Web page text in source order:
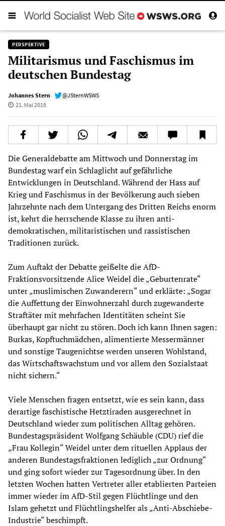
PERSPEKTIVE
Militarismus und Faschismus im
deutschen Bundestag
Johannes Stern
@JSternWSWS
21. Mai 2018
Die Generaldebatte am Mittwoch und Donnerstag im
Bundestag warf ein Schlaglicht auf gefährliche
Entwicklungen in Deutschland. Während der Hass auf
Krieg und Faschismus in der Bevölkerung auch sieben
Jahrzehnte nach dem Untergang des Dritten Reichs enorm
ist, kehrt die herrschende Klasse zu ihren anti-
demokratischen, militaristischen und rassistischen
Traditionen zurück.
Zum Auftakt der Debatte geißelte die AfD-
Fraktionsvorsitzende Alice Weidel die „Geburtenrate“
unter „muslimischen Zuwanderern“ und erklärte: „Sogar
die Auffettung der Einwohnerzahl durch zugewanderte
Straftäter mit mehrfachen Identitäten scheint Sie
überhaupt gar nicht zu stören. Doch ich kann Ihnen sagen:
Burkas, Kopftuchmädchen, alimentierte Messermänner
und sonstige Taugenichtse werden unseren Wohlstand,
das Wirtschaftswachstum und vor allem den Sozialstaat
nicht sichern.“
Viele Menschen fragen entsetzt, wie es sein kann, dass
derartige faschistische Hetztiraden ausgerechnet in
Deutschland wieder zum politischen Alltag gehören.
Bundestagspräsident Wolfgang Schäuble (CDU) rief die
„Frau Kollegin“ Weidel unter dem rituellen Applaus der
anderen Bundestagsfraktionen lediglich „zur Ordnung“
und ging sofort wieder zur Tagesordnung über. In den
letzten Wochen hatten Vertreter aller etablierten Parteien
immer wieder im AfD-Stil gegen Flüchtlinge und den
Islam gehetzt und Flüchtlingshelfer als „Anti-Abschiebe-
Industrie“ beschimpft.